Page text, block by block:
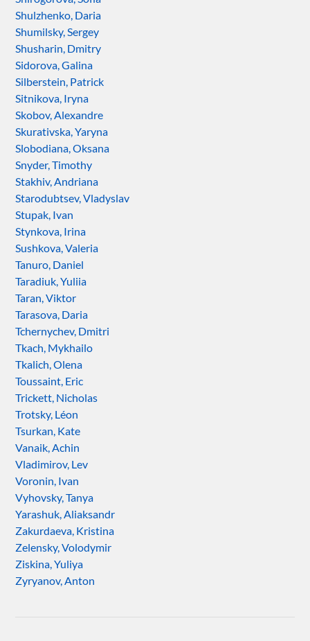
Shulzhenko, Daria
Shumilsky, Sergey
Shusharin, Dmitry
Sidorova, Galina
Silberstein, Patrick
Sitnikova, Iryna
Skobov, Alexandre
Skurativska, Yaryna
Slobodiana, Oksana
Snyder, Timothy
Stakhiv, Andriana
Starodubtsev, Vladyslav
Stupak, Ivan
Stynkova, Irina
Sushkova, Valeria
Tanuro, Daniel
Taradiuk, Yuliia
Taran, Viktor
Tarasova, Daria
Tchernychev, Dmitri
Tkach, Mykhailo
Tkalich, Olena
Toussaint, Eric
Trickett, Nicholas
Trotsky, Léon
Tsurkan, Kate
Vanaik, Achin
Vladimirov, Lev
Voronin, Ivan
Vyhovsky, Tanya
Yarashuk, Aliaksandr
Zakurdaeva, Kristina
Zelensky, Volodymir
Ziskina, Yuliya
Zyryanov, Anton